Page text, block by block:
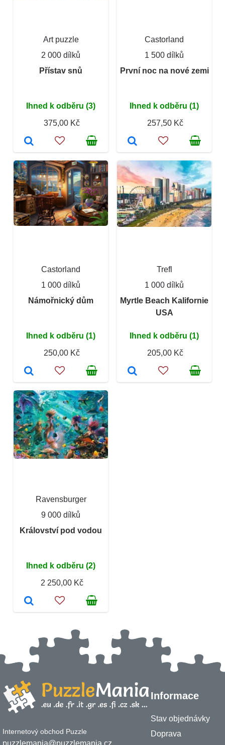
Art puzzle
2 000 dílků
Přístav snů
Ihned k odběru (3)
375,00 Kč
Castorland
1 500 dílků
První noc na nové zemi
Ihned k odběru (1)
257,50 Kč
Castorland
1 000 dílků
Námořnický dům
Ihned k odběru (1)
250,00 Kč
Trefl
1 000 dílků
Myrtle Beach Kalifornie
USA
Ihned k odběru (1)
205,00 Kč
Ravensburger
9 000 dílků
Království pod vodou
Ihned k odběru (2)
2 250,00 Kč
Internetový obchod Puzzle
Informace
Stav objednávky
Doprava